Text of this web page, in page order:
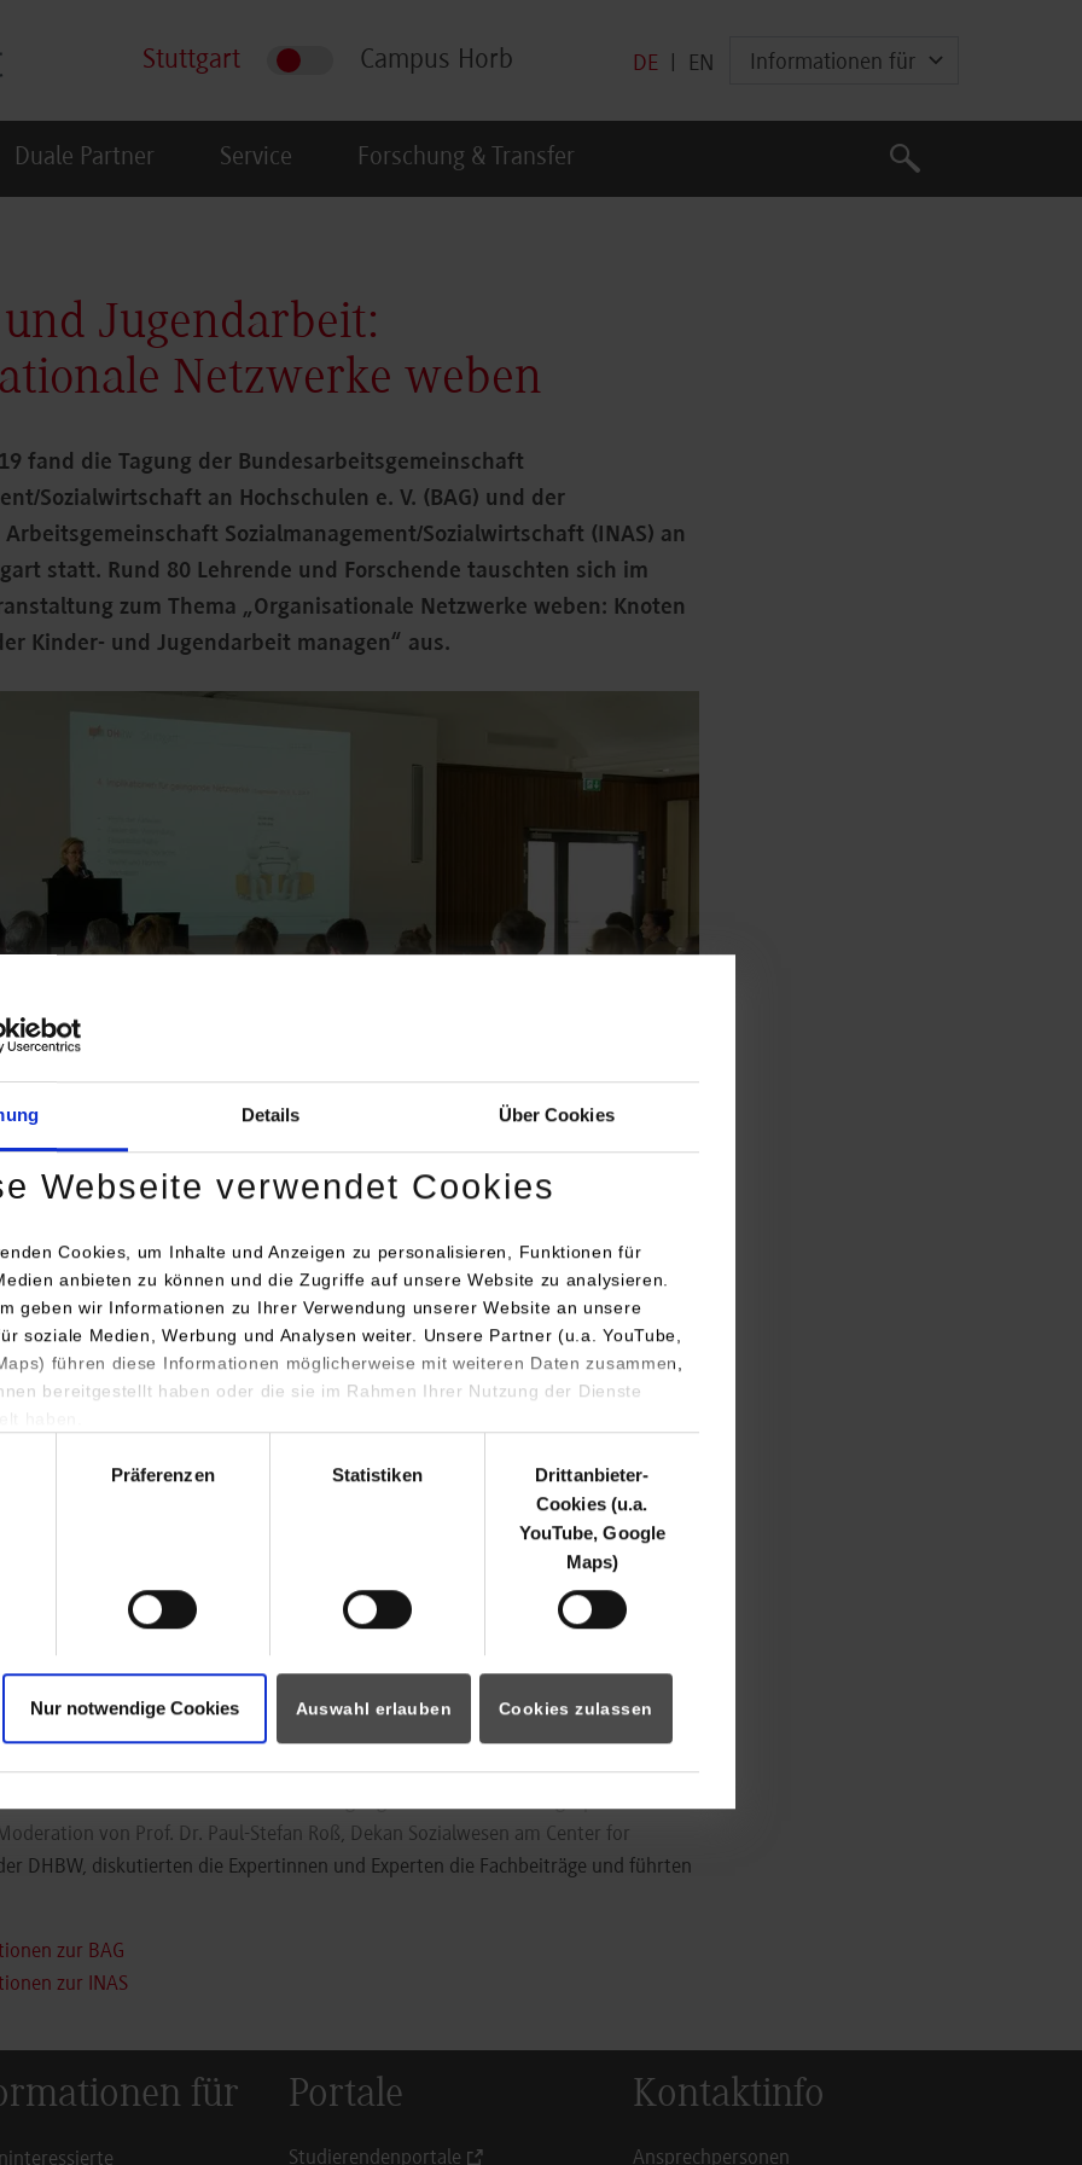
Details Über Cookies
Webseite verwendet Cookies
Cookies, um Inhalte und Anzeigen zu personalisieren, Funktionen für
anbieten zu können und die Zugriffe auf unsere Website zu analysieren.
geben wir Informationen zu Ihrer Verwendung unserer Website an unsere
soziale Medien, Werbung und Analysen weiter. Unsere Partner (u.a. YouTube,
führen diese Informationen möglicherweise mit weiteren Daten zusammen,
bereitgestellt haben oder die sie im Rahmen Ihrer Nutzung der Dienste
Präferenzen Statistiken
Drittanbieter-
Cookies (u.a.
YouTube, Google
Maps)
Nur notwendige Cookies Auswahl erlauben Cookies zulassen
Stuttgart Campus Horb DE EN Informationen für
Duale Partner Service Forschung & Transfer
Suche
Suche
Jugendarbeit:
Netzwerke weben
fand die Tagung der Bundesarbeitsgemeinschaft
Sozialwirtschaft an Hochschulen e. V. (BAG) und der
Sozialmanagement/Sozialwirtschaft (INAS) an
statt. Rund 80 Lehrende und Forschende tauschten sich im
zum Thema „Organisationale Netzwerke weben: Knoten
Kinder- und Jugendarbeit managen“ aus.
werden in der Kinder- und Jugendarbeit gebraucht? Welche
diese aufweisen? Und wie müssen sie entwickelt werden, um eine tragfähige,
zu ermöglichen? Diese Fragen wurden auf der Tagung von BAG und
Raphael Schmid von der Fachstelle für Qualitätsentwicklung im Kärntner
über die Herausforderung, Kinderschutznetze zu spannen und stellte
und Praxis vor.
Professorin für Sozialökonomie an der DHBW Stuttgart, ging in ihrem
zweckmäßiger Netzwerkbande und die Zielsetzung, Merkmale und
und fixer Kopplungen ein. Prof. Dr. Waltraud Grillitsch, Studiengangsleiterin Soziale
referierte zur Gestaltung von Auffangnetzen und der Unterstützung von
von Netzwerken.
in die Praxis lieferte Markus Schilling: Er berichtete von über 10 Jahren
im Stuttgarter Kinder- und Familienzentrum St. Josef. Um die neue Kultur von
und Jugendhilfe in der Sozialwirtschaft ging es schließlich im Vortrag von Prof.
von Prof. Dr. Paul-Stefan Roß, Dekan Sozialwesen am Center for
DHBW, diskutierten die Expertinnen und Experten die Fachbeiträge und führten
zur BAG
zur INAS
für Portale
Studierendenportale
Kontaktinfo
Ansprechpersonen